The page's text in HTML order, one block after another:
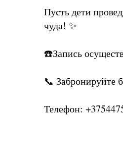
Пусть дети
чуда! ✨
☎️Запись
📞 Забронируйте
Телефон: